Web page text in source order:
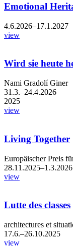
Emotional
4.6.2026–17.1.2027
view
Wird sie heute
Nami Gradolí Giner
31.3.–24.4.2026
2025
view
Living Together
Europäischer Preis
28.11.2025–1.3.2026
view
Lutte des classes
architectures et
17.6.–26.10.2025
view